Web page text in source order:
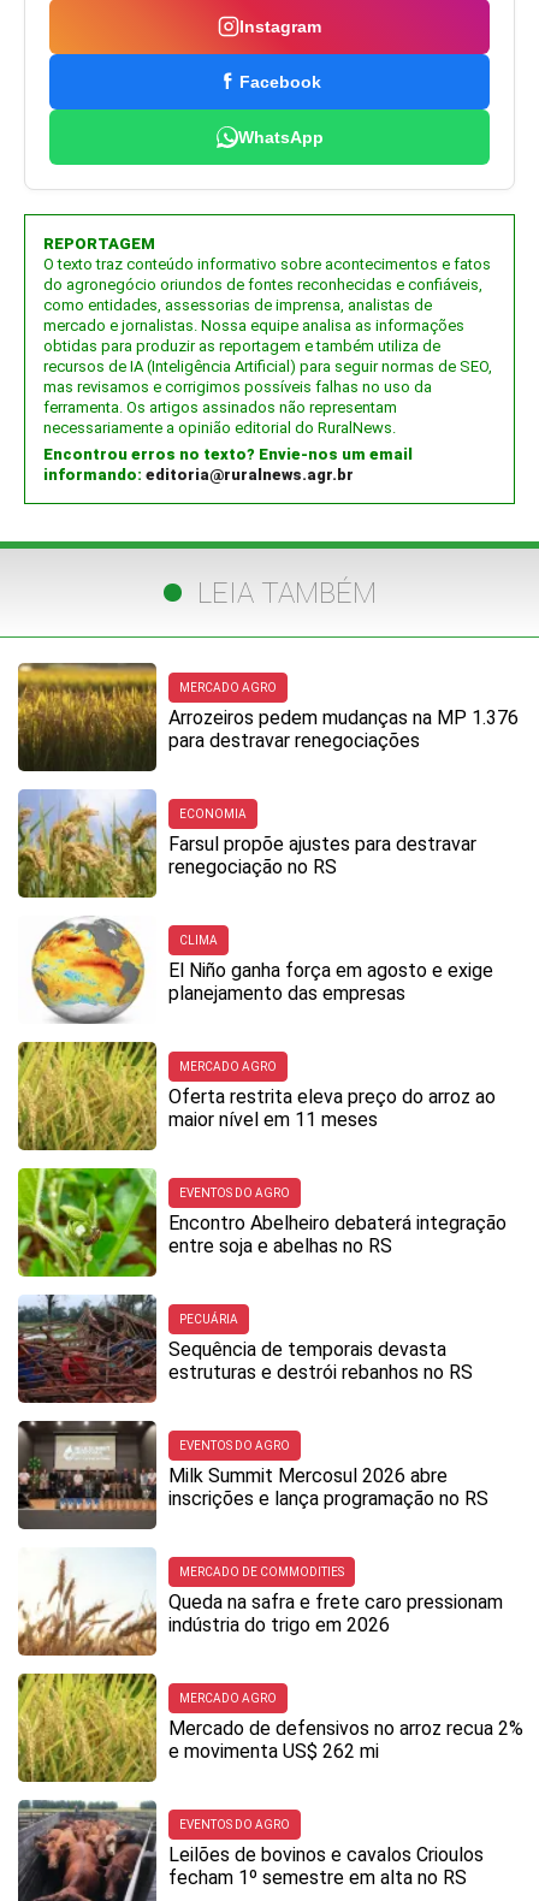
Instagram
Facebook
WhatsApp
REPORTAGEM
O texto traz conteúdo informativo sobre acontecimentos e fatos
do agronegócio oriundos de fontes reconhecidas e confiáveis,
como entidades, assessorias de imprensa, analistas de
mercado e jornalistas. Nossa equipe analisa as informações
obtidas para produzir as reportagem e também utiliza de
recursos de IA (Inteligência Artificial) para seguir normas de SEO,
mas revisamos e corrigimos possíveis falhas no uso da
ferramenta. Os artigos assinados não representam
necessariamente a opinião editorial do RuralNews.
Encontrou erros no texto? Envie-nos um email
informando: editoria@ruralnews.agr.br
LEIA TAMBÉM
MERCADO AGRO
Arrozeiros pedem mudanças na MP 1.376
para destravar renegociações
ECONOMIA
Farsul propõe ajustes para destravar
renegociação no RS
CLIMA
El Niño ganha força em agosto e exige
planejamento das empresas
MERCADO AGRO
Oferta restrita eleva preço do arroz ao
maior nível em 11 meses
EVENTOS DO AGRO
Encontro Abelheiro debaterá integração
entre soja e abelhas no RS
PECUÁRIA
Sequência de temporais devasta
estruturas e destrói rebanhos no RS
EVENTOS DO AGRO
Milk Summit Mercosul 2026 abre
inscrições e lança programação no RS
MERCADO DE COMMODITIES
Queda na safra e frete caro pressionam
indústria do trigo em 2026
MERCADO AGRO
Mercado de defensivos no arroz recua 2%
e movimenta US$ 262 mi
EVENTOS DO AGRO
Leilões de bovinos e cavalos Crioulos
fecham 1º semestre em alta no RS